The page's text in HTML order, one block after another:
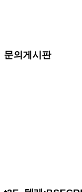
문의게시판